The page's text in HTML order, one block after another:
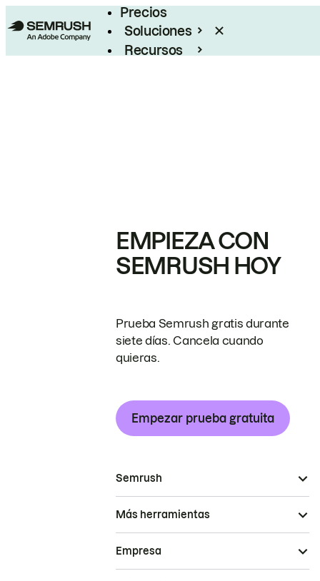
Precios
Soluciones
Recursos
EMPIEZA CON
SEMRUSH HOY
Prueba Semrush gratis durante
siete días. Cancela cuando
quieras.
Empezar prueba gratuita
Semrush
Más herramientas
Empresa